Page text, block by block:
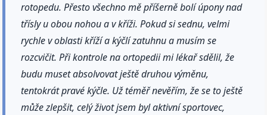
rotopedu. Přesto všechno mě příšerně bolí úpony nad
třísly u obou nohou a v kříži. Pokud si sednu, velmi
rychle v oblasti kříží a kýčlí zatuhnu a musím se
rozcvičit. Při kontrole na ortopedii mi lékař sdělil, že
budu muset absolvovat ještě druhou výměnu,
tentokrát pravé kýčle. Už téměř nevěřím, že se to ještě
může zlepšit, celý život jsem byl aktivní sportovec,